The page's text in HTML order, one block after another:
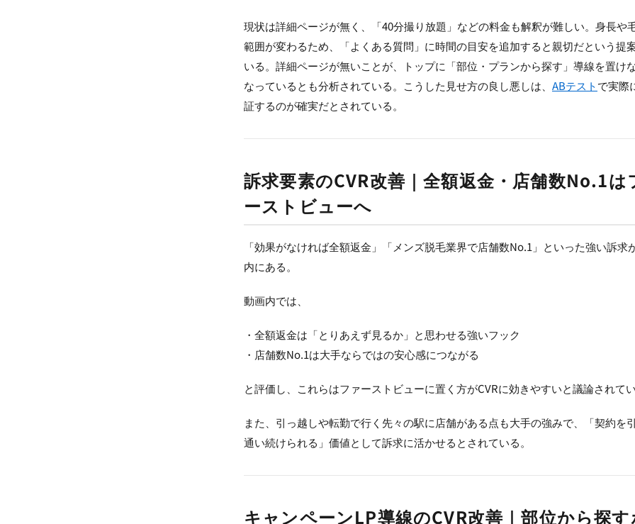
現状は詳細ページが無く、「40分撮り放題」などの料金も解釈が難しい。身長や
範囲が変わるため、「よくある質問」に時間の目安を追加すると親切だという提
いる。詳細ページが無いことが、トップに「部位・プランから探す」導線を置け
なっているとも分析されている。こうした見せ方の良し悪しは、 ABテストで実際
証するのが確実だとされている。
訴求要素のCVR改善｜全額返金・店舗数No.1は
ーストビューへ
「効果がなければ全額返金」「メンズ脱毛業界で店舗数No.1」といった強い訴求
内にある。
動画内では、
・全額返金は「とりあえず見るか」と思わせる強いフック
・店舗数No.1は大手ならではの安心感につながる
と評価し、これらはファーストビューに置く方がCVRに効きやすいと議論されてい
また、引っ越しや転勤で行く先々の駅に店舗がある点も大手の強みで、「契約を
通い続けられる」価値として訴求に活かせるとされている。
キャンペーンLP導線のCVR改善｜部位から探す